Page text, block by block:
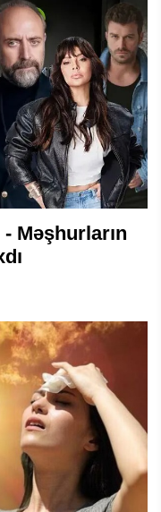
Məşhurların